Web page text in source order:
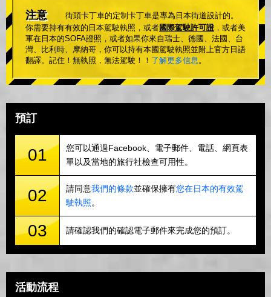
注意
街頭卡丁車的定制卡丁車是專為日本街道設計的。
你需要持有有效的日本駕駛執照，或者國際駕駛許可證 ，或者美
軍在日本的SOFA證照，或者如果你來自瑞士、德國、法國、台
灣、比利時、摩納哥，你可以持有本國駕駛執照並附上官方日語
翻譯。記住！無執照，無法駕駛！！ 了解更多信息。
預訂
01
您可以通過Facebook、電子郵件、電話、網頁表
單以及當地的旅行社檢查可用性。
02 請同意我們的條款並確保擁有您在日本的有效駕
駛執照。
03 請確認我們的確認電子郵件來完成您的預訂。
活動流程